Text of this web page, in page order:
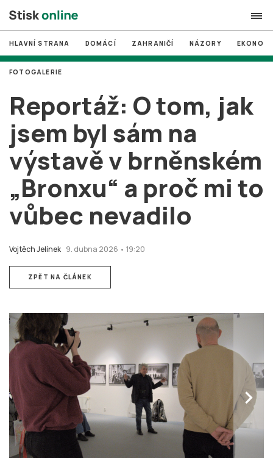
search
# MUNI
# Brno
# volby
login PŘIHLÁSIT SE
Zapomněli jste heslo?
Založit nový účet
HLAVNÍ STRANA DOMÁCÍ ZAHRANIČÍ NÁZORY
Reportáž: O tom, jak
jsem byl sám na
výstavě v brněnském
„Bronxu“ a proč mi to
vůbec nevadilo
Vojtěch Jelínek 9. dubna 2026 • 19:20
FOTOGALERIE
ZPĚT NA ČLÁNEK
chevron_right